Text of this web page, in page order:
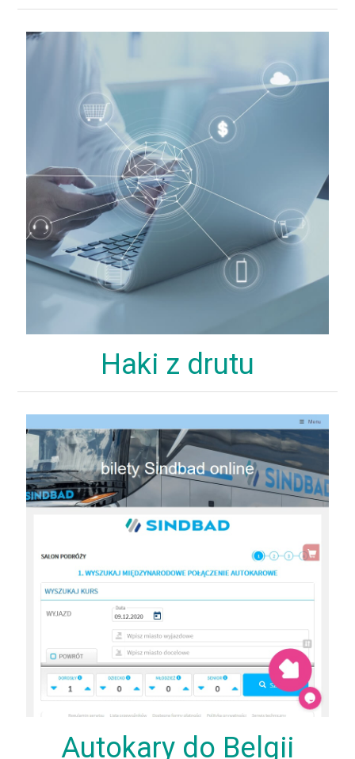
Haki z drutu
Autokary do Belgii